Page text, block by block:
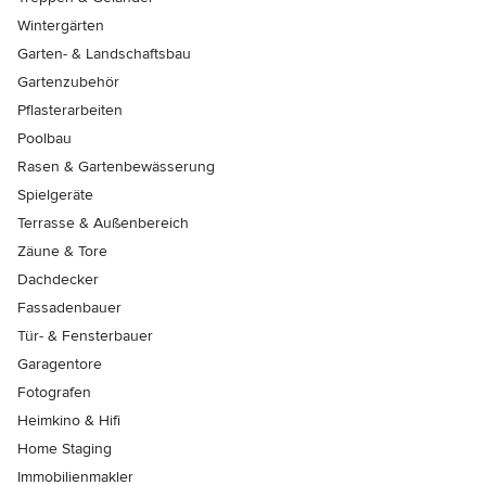
Wintergärten
Garten- & Landschaftsbau
Gartenzubehör
Pflasterarbeiten
Poolbau
Rasen & Gartenbewässerung
Spielgeräte
Terrasse & Außenbereich
Zäune & Tore
Dachdecker
Fassadenbauer
Tür- & Fensterbauer
Garagentore
Fotografen
Heimkino & Hifi
Home Staging
Immobilienmakler